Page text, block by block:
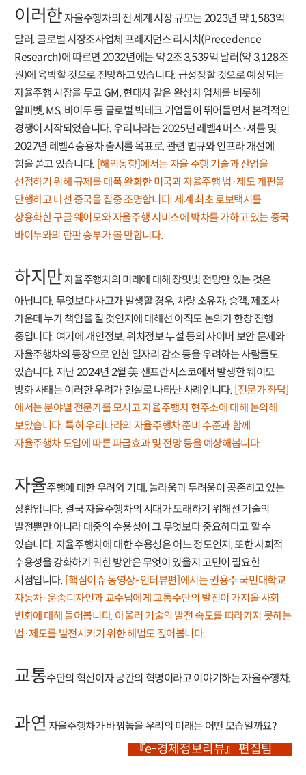
이러한자율주행차의 전 세계 시장 규모는 2023년 약 1,583억
달러. 글로벌 시장조사업체 프레지던스 리서치(Precedence
Research)에 따르면 2032년에는 약 2조 3,539억 달러(약 3,128조
원)에 육박할 것으로 전망하고 있습니다. 급성장할 것으로 예상되는
자율주행 시장을 두고 GM, 현대차 같은 완성차 업체를 비롯해
알파벳, MS, 바이두 등 글로벌 빅테크 기업들이 뛰어들면서 본격적인
경쟁이 시작되었습니다. 우리나라는 2025년 레벨4 버스·셔틀 및
2027년 레벨4 승용차 출시를 목표로, 관련 법규와 인프라 개선에
힘을 쏟고 있습니다. [해외동향]에서는 자율 주행 기술과 산업을
선점하기 위해 규제를 대폭 완화한 미국과 자율주행 법·제도 개편을
단행하고 나선 중국을 집중 조명합니다. 세계 최초 로보택시를
상용화한 구글 웨이모와 자율주행 서비스에 박차를 가하고 있는 중국
바이두와의 한판 승부가 볼 만합니다.
하지만자율주행차의 미래에 대해 장밋빛 전망만 있는 것은
아닙니다. 무엇보다 사고가 발생할 경우, 차량 소유자, 승객, 제조사
가운데 누가 책임을 질 것인지에 대해선 아직도 논의가 한창 진행
중입니다. 여기에 개인정보, 위치정보 누설 등의 사이버 보안 문제와
자율주행차의 등장으로 인한 일자리 감소 등을 우려하는 사람들도
있습니다. 지난 2024년 2월 美 샌프란시스코에서 발생한 웨이모
방화 사태는 이러한 우려가 현실로 나타난 사례입니다. [전문가 좌담]
에서는 분야별 전문가를 모시고 자율주행차 현주소에 대해 논의해
보았습니다. 특히 우리나라의 자율주행차 준비 수준과 함께
자율주행차 도입에 따른 파급효과 및 전망 등을 예상해봅니다.
자율주행에 대한 우려와 기대, 놀라움과 두려움이 공존하고 있는
상황입니다. 결국 자율주행차의 시대가 도래하기 위해선 기술의
발전뿐만 아니라 대중의 수용성이 그 무엇보다 중요하다고 할 수
있습니다. 자율주행차에 대한 수용성은 어느 정도인지, 또한 사회적
수용성을 강화하기 위한 방안은 무엇이 있을지 고민이 필요한
시점입니다. [핵심이슈 동영상-인터뷰편]에서는 권용주 국민대학교
자동차·운송디자인과 교수님에게 교통수단의 발전이 가져올 사회
변화에 대해 들어봅니다. 아울러 기술의 발전 속도를 따라가지 못하는
법·제도를 발전시키기 위한 해법도 짚어봅니다.
교통수단의 혁신이자 공간의 혁명이라고 이야기하는 자율주행차.
과연 자율주행차가 바꿔놓을 우리의 미래는 어떤 모습일까요?
『e-경제정보리뷰』 편집팀